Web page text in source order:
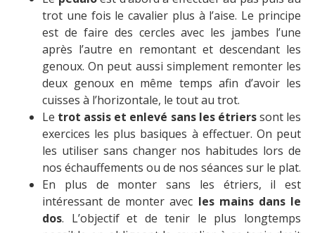
trot une fois le cavalier plus à l’aise. Le principe
est de faire des cercles avec les jambes l’une
après l’autre en remontant et descendant les
genoux. On peut aussi simplement remonter les
deux genoux en même temps afin d’avoir les
cuisses à l’horizontale, le tout au trot.
Le trot assis et enlevé sans les étrierssont les
exercices les plus basiques à effectuer. On peut
les utiliser sans changer nos habitudes lors de
nos échauffements ou de nos séances sur le plat.
En plus de monter sans les étriers, il est
intéressant de monter avec les mains dans le
dos. L’objectif et de tenir le plus longtemps